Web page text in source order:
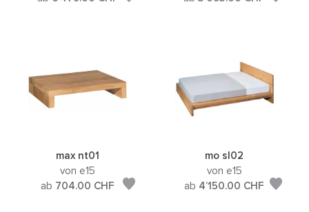
max nt01
von e15
ab 704.00 CHF
mo sl02
von e15
ab 4’150.00 CHF